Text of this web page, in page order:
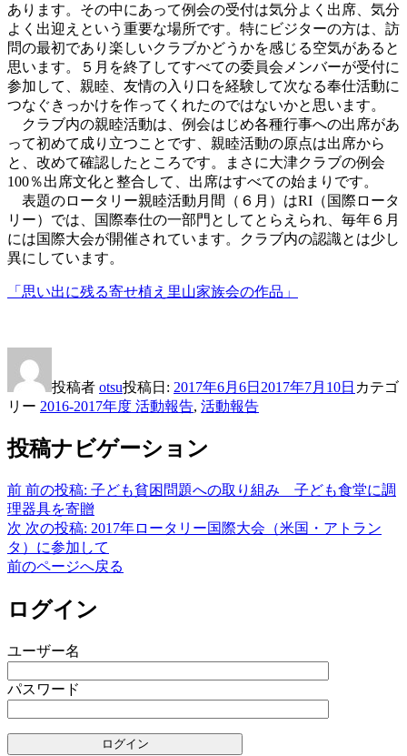
あります。その中にあって例会の受付は気分よく出席、気分
よく出迎えという重要な場所です。特にビジターの方は、訪
問の最初であり楽しいクラブかどうかを感じる空気があると
思います。５月を終了してすべての委員会メンバーが受付に
参加して、親睦、友情の入り口を経験して次なる奉仕活動に
つなぐきっかけを作ってくれたのではないかと思います。
クラブ内の親睦活動は、例会はじめ各種行事への出席があ
って初めて成り立つことです、親睦活動の原点は出席から
と、改めて確認したところです。まさに大津クラブの例会
100％出席文化と整合して、出席はすべての始まりです。
表題のロータリー親睦活動月間（６月）はRI（国際ロータ
リー）では、国際奉仕の一部門としてとらえられ、毎年６月
には国際大会が開催されています。クラブ内の認識とは少し
異にしています。
「思い出に残る寄せ植え里山家族会の作品」
投稿者 otsu投稿日: 2017年6月6日 2017年7月10日 カテゴ
リー 2016-2017年度 活動報告, 活動報告
投稿ナビゲーション
前 前の投稿: 子ども貧困問題への取り組み 子ども食堂に調
理器具を寄贈
次 次の投稿: 2017年ロータリー国際大会（米国・アトラン
タ）に参加して
前のページへ戻る
ログイン
ユーザー名
パスワード